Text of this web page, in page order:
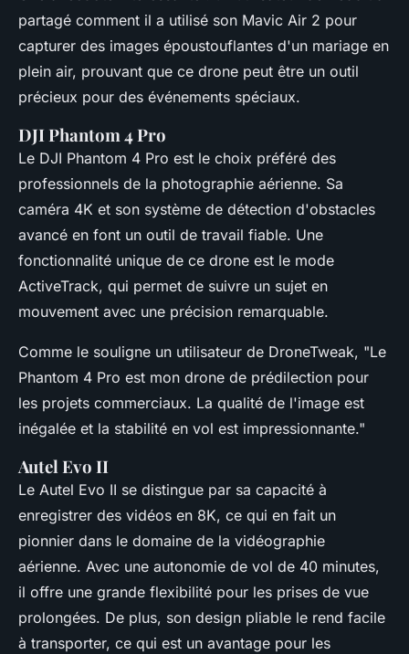
partagé comment il a utilisé son Mavic Air 2 pour
capturer des images époustouflantes d'un mariage en
plein air, prouvant que ce drone peut être un outil
précieux pour des événements spéciaux.
DJI Phantom 4 Pro
Le DJI Phantom 4 Pro est le choix préféré des
professionnels de la photographie aérienne. Sa
caméra 4K et son système de détection d'obstacles
avancé en font un outil de travail fiable. Une
fonctionnalité unique de ce drone est le mode
ActiveTrack, qui permet de suivre un sujet en
mouvement avec une précision remarquable.
Comme le souligne un utilisateur de DroneTweak, "Le
Phantom 4 Pro est mon drone de prédilection pour
les projets commerciaux. La qualité de l'image est
inégalée et la stabilité en vol est impressionnante."
Autel Evo II
Le Autel Evo II se distingue par sa capacité à
enregistrer des vidéos en 8K, ce qui en fait un
pionnier dans le domaine de la vidéographie
aérienne. Avec une autonomie de vol de 40 minutes,
il offre une grande flexibilité pour les prises de vue
prolongées. De plus, son design pliable le rend facile
à transporter, ce qui est un avantage pour les